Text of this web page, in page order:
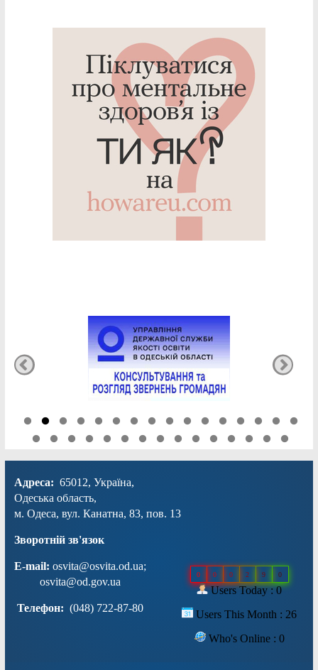
Адреса: 65012, Україна,
Одеська область,
м. Одеса, вул. Канатна, 83, пов. 13
Зворотній зв'язок
E-mail: osvita@osvita.od.ua;
osvita@od.gov.ua
Телефон: (048) 722-87-80
0 0 0 2 9 0
Users Today : 0
Users This Month : 26
Who's Online : 0